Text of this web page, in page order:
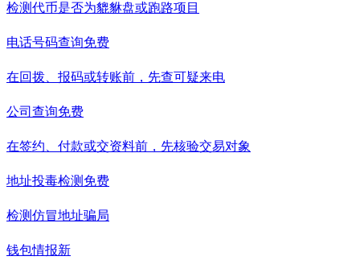
检测代币是否为貔貅盘或跑路项目
电话号码查询免费
在回拨、报码或转账前，先查可疑来电
公司查询免费
在签约、付款或交资料前，先核验交易对象
地址投毒检测 免费
检测仿冒地址骗局
钱包情报新